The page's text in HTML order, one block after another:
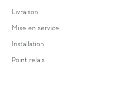
Livraison
Mise en service
Installation
Point relais